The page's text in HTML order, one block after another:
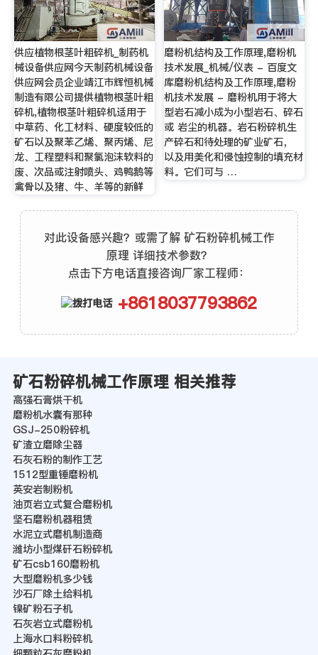
供应植物根茎叶粗碎机_制药机
械设备供应网今天制药机械设备
供应网会员企业靖江市辉恒机械
制造有限公司提供植物根茎叶粗
碎机,植物根茎叶粗碎机适用于
中草药、化工材料、硬度较低的
矿石以及聚苯乙烯、聚丙烯、尼
龙、工程塑料和聚氯泡沫软料的
废、次品或注射喷头、鸡鸭鹅等
禽骨以及猪、牛、羊等的新鲜
磨粉机结构及工作原理,磨粉机
技术发展_机械/仪表 - 百度文
库磨粉机结构及工作原理,磨粉
机技术发展 - 磨粉机用于将大
型岩石减小成为小型岩石、碎石
或 岩尘的机器。岩石粉碎机生
产碎石和待处理的矿业矿石，
以及用美化和侵蚀控制的填充材
料。它们可与 …
对此设备感兴趣？或需了解 矿石粉碎机械工作
原理 详细技术参数？
点击下方电话直接咨询厂家工程师：
+8618037793862
矿石粉碎机械工作原理 相关推荐
高强石膏烘干机
磨粉机水囊有那种
GSJ-250粉碎机
矿渣立磨除尘器
石灰石粉的制作工艺
1512型重锤磨粉机
英安岩制粉机
油页岩立式复合磨粉机
坚石磨粉机器租赁
水泥立式磨机制造商
潍坊小型煤矸石粉碎机
矿石csb160磨粉机
大型磨粉机多少钱
沙石厂除土给料机
镍矿粉石子机
石灰岩立式磨粉机
上海水口料粉碎机